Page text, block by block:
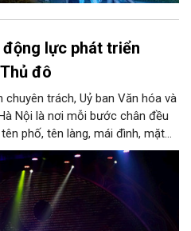
lực phát triển
đô
chuyên trách, Uỷ ban Văn hóa và
Nội là nơi mỗi bước chân đều
phố, tên làng, mái đình, mặt
điệu, nghề thủ công đều có
sâu văn hiến của dân tộc.
hỏi đặt ra không chỉ Hà Nội có
nghệ sĩ, trí thức, không gian ký
giá trị ấy trở thành nguồn lực